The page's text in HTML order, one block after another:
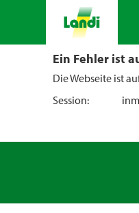
Ein Fehler ist
Die Webseite ist
Session: